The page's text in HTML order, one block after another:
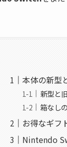
本体の新型
新型と
箱なし
お得なギフ
Nintendo